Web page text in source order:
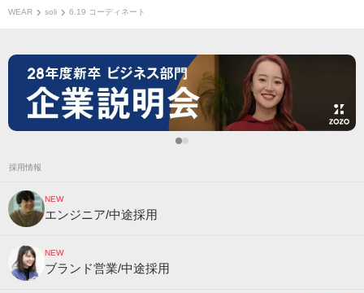
WEAR soli 6.19 コーディネート
採用情報
NEW
エンジニア/中途採用
NEW
ブランド営業/中途採用